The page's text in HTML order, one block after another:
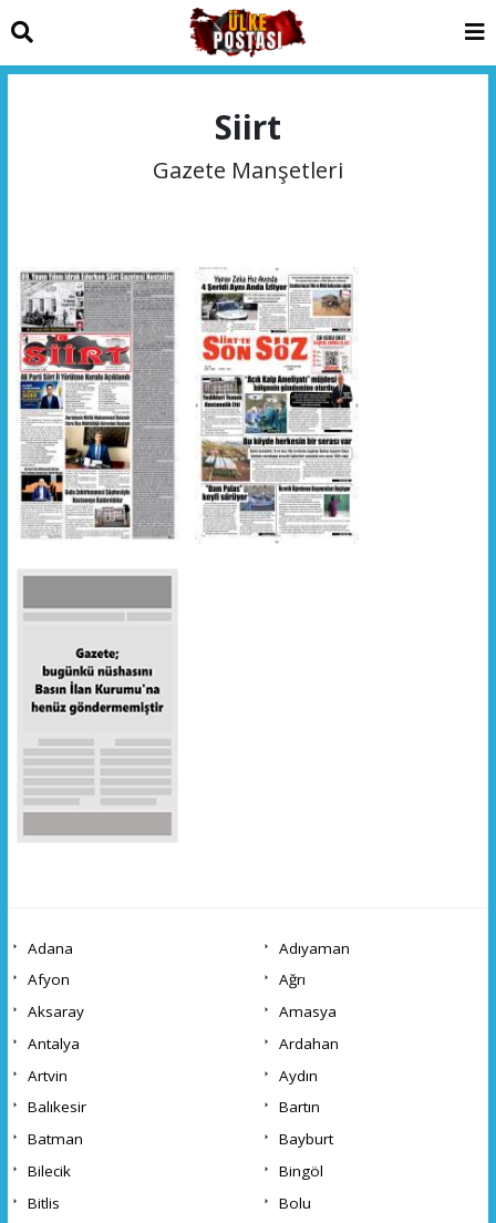
Siirt
Gazete Manşetleri
Adana
Adıyaman
Afyon
Ağrı
Aksaray
Amasya
Antalya
Ardahan
Artvin
Aydın
Balıkesir
Bartın
Batman
Bayburt
Bilecik
Bingöl
Bitlis
Bolu